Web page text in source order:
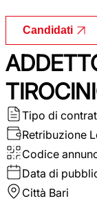
Candidati
Tipo di
Retribuzione
Codice
Data di
Città Bari